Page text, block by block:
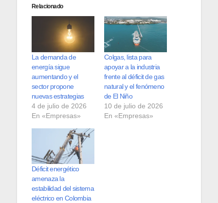
Relacionado
La demanda de
energía sigue
aumentando y el
sector propone
nuevas estrategias
4 de julio de 2026
En «Empresas»
Colgas, lista para
apoyar a la industria
frente al déficit de gas
natural y el fenómeno
de El Niño
10 de julio de 2026
En «Empresas»
Déficit energético
amenaza la
estabilidad del sistema
eléctrico en Colombia